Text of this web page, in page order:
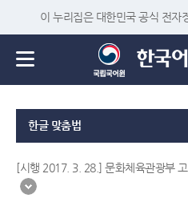
이 누리집은 대한민국 공식 전자
한글 맞춤법
[시행 2017. 3. 28.] 문화체육관광부